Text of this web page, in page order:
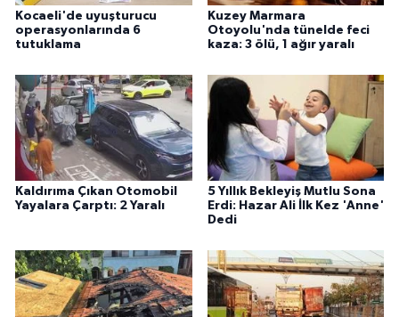
Kocaeli'de uyuşturucu
operasyonlarında 6
tutuklama
Kuzey Marmara
Otoyolu'nda tünelde feci
kaza: 3 ölü, 1 ağır yaralı
Kaldırıma Çıkan Otomobil
Yayalara Çarptı: 2 Yaralı
5 Yıllık Bekleyiş Mutlu Sona
Erdi: Hazar Ali İlk Kez 'Anne'
Dedi